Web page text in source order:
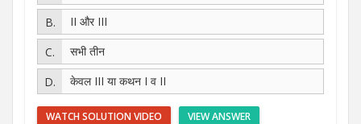
II और III
सभी तीन
केवल III या कथन I व II
VIEW ANSWER
WATCH SOLUTION VIDEO